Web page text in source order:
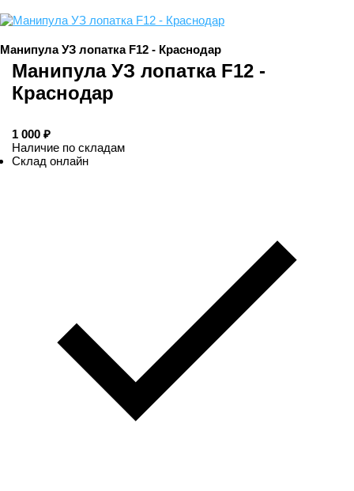
Манипула УЗ лопатка F12 - Краснодар
Манипула УЗ лопатка F12 -
Краснодар
1 000
Наличие по складам
Склад онлайн